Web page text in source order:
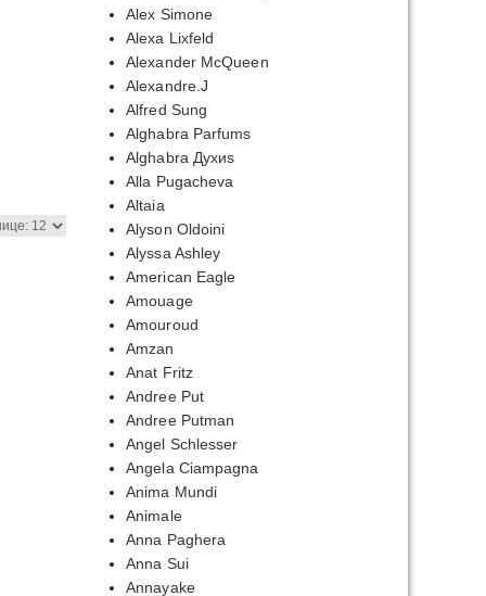
Alex Simone
Alexa Lixfeld
Alexander McQueen
Alexandre.J
Alfred Sung
Alghabra Parfums
Alghabra Духиs
Alla Pugacheva
Altaia
Alyson Oldoini
Alyssa Ashley
American Eagle
Amouage
Amouroud
Amzan
Anat Fritz
Andree Put
Andree Putman
Angel Schlesser
Angela Ciampagna
Anima Mundi
Animale
Anna Paghera
Anna Sui
Annayake